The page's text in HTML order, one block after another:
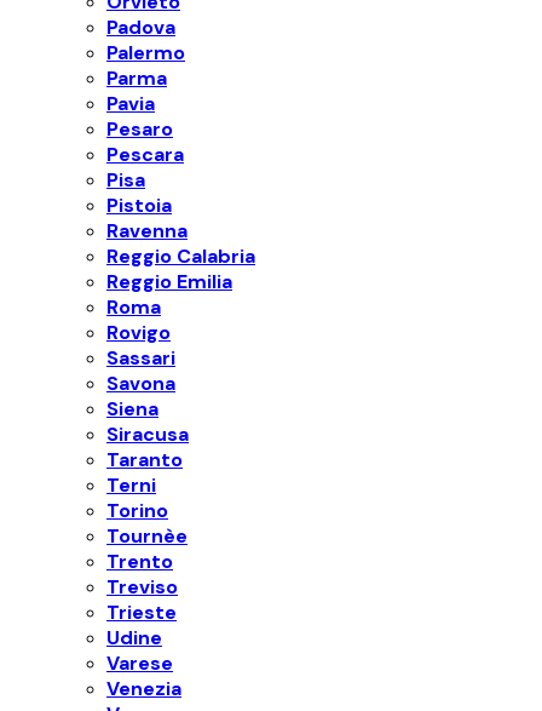
Padova
Palermo
Parma
Pavia
Pesaro
Pescara
Pisa
Pistoia
Ravenna
Reggio Calabria
Reggio Emilia
Roma
Rovigo
Sassari
Savona
Siena
Siracusa
Taranto
Terni
Torino
Tournèe
Trento
Treviso
Trieste
Udine
Varese
Venezia